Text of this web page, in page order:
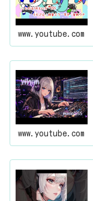
www.youtube.com
www.youtube.com